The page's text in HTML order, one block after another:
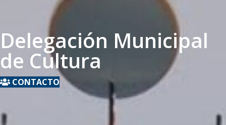
Delegación Municipal
de Cultura
CONTACTO